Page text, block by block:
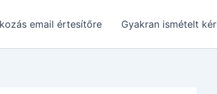
email értesítőre Gyakran ismételt